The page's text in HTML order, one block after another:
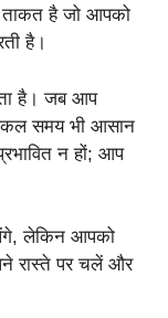
ताकत है जो आपको
है।
है। जब आप
समय भी आसान
न हों; आप
लेकिन आपको
रास्ते पर चलें और